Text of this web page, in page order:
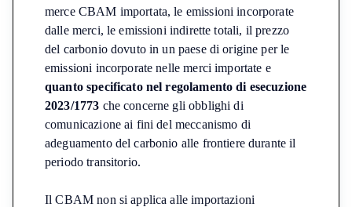
merce CBAM importata, le emissioni incorporate
dalle merci, le emissioni indirette totali, il prezzo
del carbonio dovuto in un paese di origine per le
emissioni incorporate nelle merci importate e
quanto specificato nel regolamento di esecuzione
2023/1773 che concerne gli obblighi di
comunicazione ai fini del meccanismo di
adeguamento del carbonio alle frontiere durante il
periodo transitorio.
Il CBAM non si applica alle importazioni